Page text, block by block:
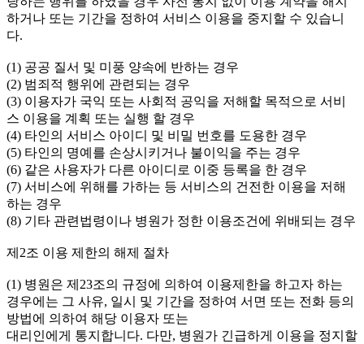
하거나 또는 기간을 정하여 서비스 이용을 중지할 수 있습니
다.
(1) 공공 질서 및 미풍 양속에 반하는 경우
(2) 범죄적 행위에 관련되는 경우
(3) 이용자가 국익 또는 사회적 공익을 저해할 목적으로 서비
스 이용을 계획 또는 실행 할 경우
(4) 타인의 서비스 아이디 및 비밀 번호를 도용한 경우
(5) 타인의 명예를 손상시키거나 불이익을 주는 경우
(6) 같은 사용자가 다른 아이디로 이중 등록을 한 경우
(7) 서비스에 위해를 가하는 등 서비스의 건전한 이용을 저해
하는 경우
(8) 기타 관련법령이나 병원가 정한 이용조건에 위배되는 경우
제2조 이용 제한의 해제 절차
(1) 병원은 제23조의 규정에 의하여 이용제한을 하고자 하는
경우에는 그 사유, 일시 및 기간을 정하여 서면 또는 전화 등의
방법에 의하여 해당 이용자 또는
대리인에게 통지합니다. 다만, 병원가 긴급하게 이용을 정지할